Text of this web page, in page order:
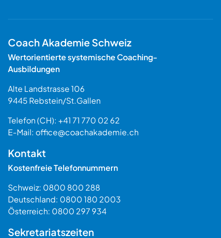
Coach Akademie Schweiz
Wertorientierte systemische Coaching-
Ausbildungen
Alte Landstrasse 106
9445 Rebstein/St.Gallen
Telefon (CH): +41 71 770 02 62
E-Mail: office@coachakademie.ch
Kontakt
Kostenfreie Telefonnummern
Schweiz: 0800 800 288
Deutschland: 0800 180 2003
Österreich: 0800 297 934
Sekretariatszeiten